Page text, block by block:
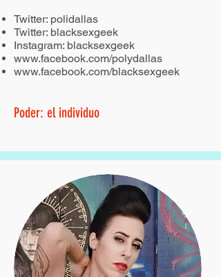
Twitter: polidallas
Twitter: blacksexgeek
Instagram: blacksexgeek
www.facebook.com/polydallas
www.facebook.com/blacksexgeek
Poder: el individuo